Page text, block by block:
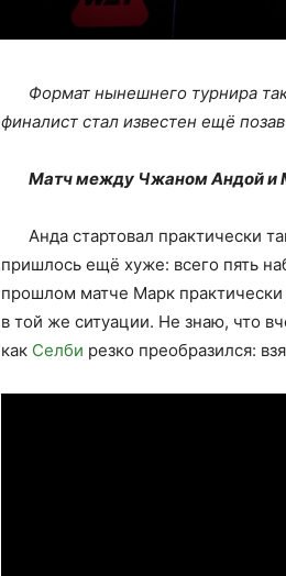
Формат нынешнего турнира
финалист стал известен ещё
Матч между Чжаном Андой и
Анда стартовал практически
пришлось ещё хуже: всего пять
прошлом матче Марк практически
в той же ситуации. Не знаю, что
как Селби резко преобразился: